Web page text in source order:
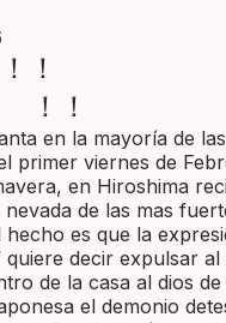
！
！
en la mayoría de
primer viernes de
en Hiroshima
de las mas
es que la
decir expulsar al
de la casa al dios
el demonio